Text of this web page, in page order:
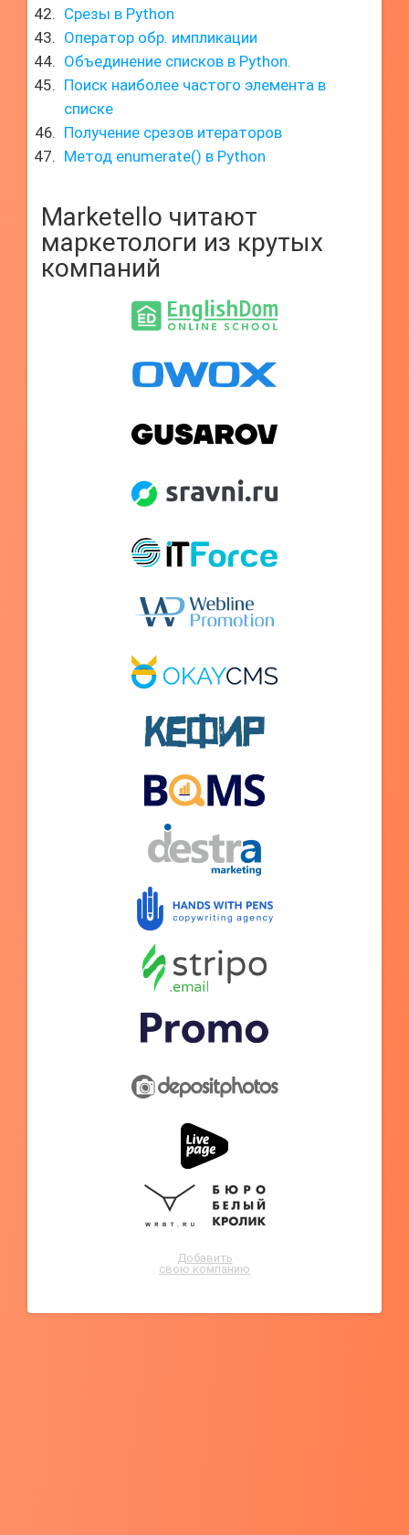
Срезы в Python
Оператор обр. импликации
Объединение списков в Python.
Поиск наиболее частого элемента в
списке
Получение срезов итераторов
Метод enumerate() в Python
Marketello читают
маркетологи из крутых
компаний
Добавить
свою компанию